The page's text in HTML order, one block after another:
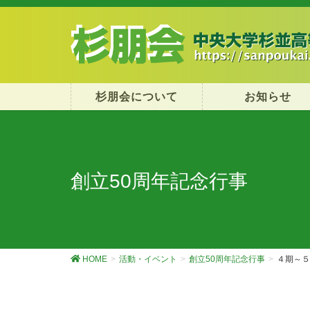
杉朋会について お知らせ
創立50周年記念行事
HOME 活動・イベント 創立50周年記念行事 ４期～